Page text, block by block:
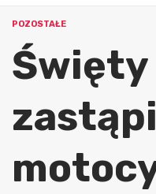
POZOSTAŁE
Święty